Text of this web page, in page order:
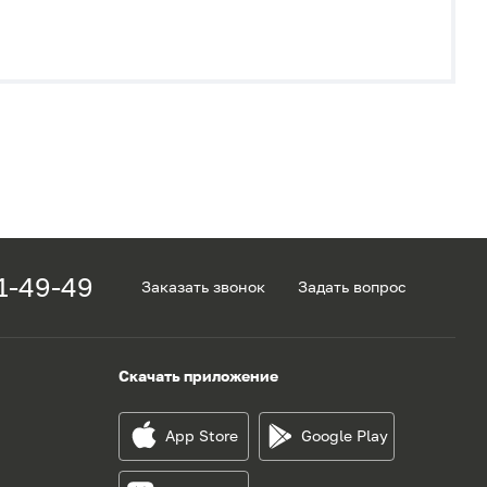
49-49 Заказать звонок Задать вопрос
Скачать приложение
App Store Google Play